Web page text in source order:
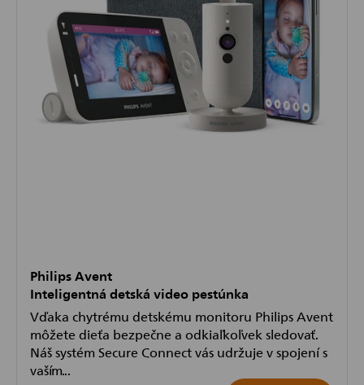
Philips Avent
Inteligentná detská video pestúnka
Vďaka chytrému detskému monitoru Philips Avent
môžete dieťa bezpečne a odkiaľkoľvek sledovať.
Náš systém Secure Connect vás udržuje v spojení s
vaším...